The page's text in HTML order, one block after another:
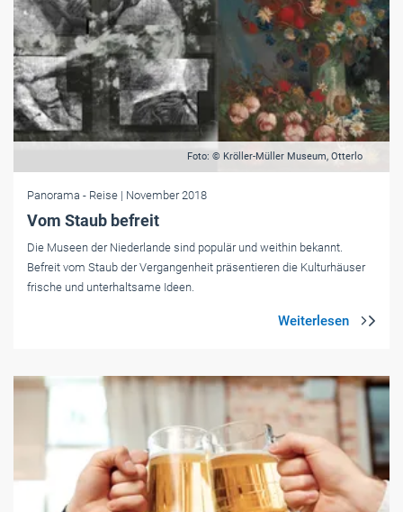
Foto: © Kröller-Müller Museum, Otterlo
Panorama - Reise | November 2018
Vom Staub befreit
Die Museen der Niederlande sind populär und weithin bekannt.
Befreit vom Staub der Vergangenheit präsentieren die Kulturhäuser
frische und unterhaltsame Ideen.